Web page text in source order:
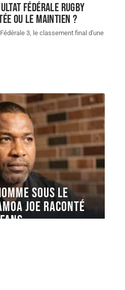
Fédérale Rugby
ou le maintien ?
3, le classement final d'une
sous le
Joe raconté